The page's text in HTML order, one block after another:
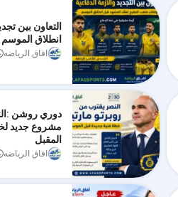
التعاون بين
انطلاق الموسم
افاق الرياضه
دوري روشن
مشروع جديد
المقبل
افاق الرياضه